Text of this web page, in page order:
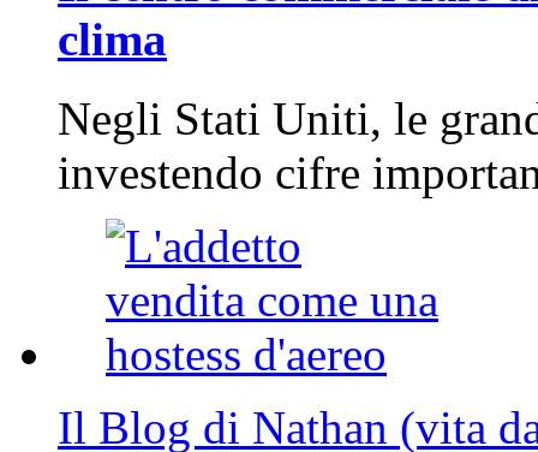
clima
Negli Stati Uniti, le
investendo cifre
Il Blog di Nathan (vita